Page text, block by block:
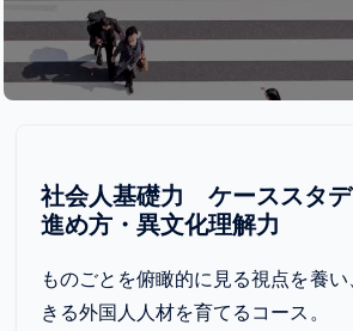
社会人基礎力 ケーススタ
進め方・異文化理解力
ものごとを俯瞰的に見る視点を養
きる外国人人材を育てるコース。